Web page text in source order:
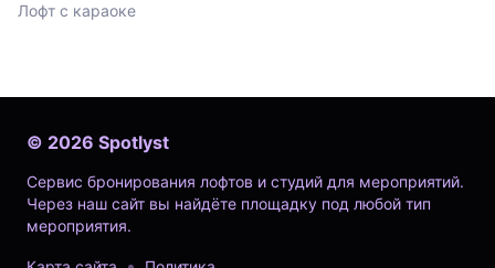
Лофт с караоке
© 2026 Spotlyst
Сервис бронирования лофтов и студий для мероприятий.
Через наш сайт вы найдёте площадку под любой тип
мероприятия.